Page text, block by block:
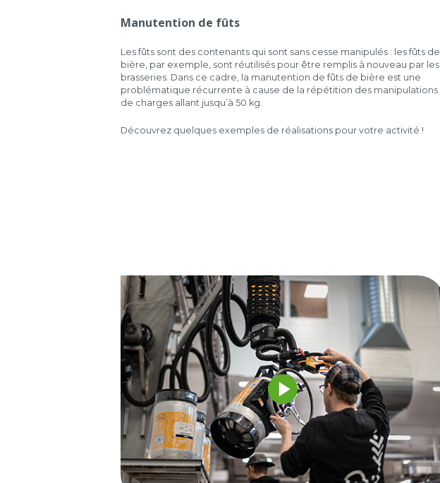
Manutention de fûts
Les fûts sont des contenants qui sont sans cesse manipulés : les fûts de
bière, par exemple, sont réutilisés pour être remplis à nouveau par les
brasseries. Dans ce cadre, la manutention de fûts de bière est une
problématique récurrente à cause de la répétition des manipulations
de charges allant jusqu’à 50 kg.
Découvrez quelques exemples de réalisations pour votre activité !